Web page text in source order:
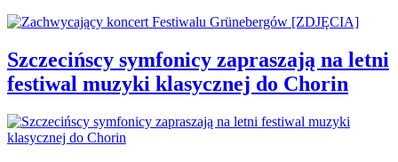
Szczecińscy symfonicy zapraszają na letni
festiwal muzyki klasycznej do Chorin